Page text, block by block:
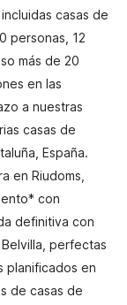
casas de
personas, 12
más de 20
en las
a nuestras
casas de
España.
en Riudoms,
con
definitiva con
perfectas
planificados en
de casas de